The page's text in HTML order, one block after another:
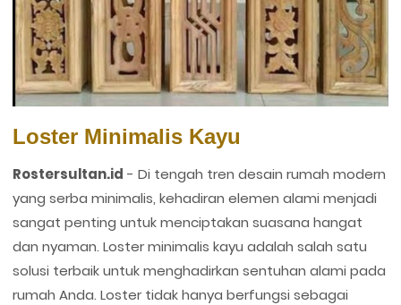
Loster Minimalis Kayu
Rostersultan.id - Di tengah tren desain rumah modern
yang serba minimalis, kehadiran elemen alami menjadi
sangat penting untuk menciptakan suasana hangat
dan nyaman. Loster minimalis kayu adalah salah satu
solusi terbaik untuk menghadirkan sentuhan alami pada
rumah Anda. Loster tidak hanya berfungsi sebagai